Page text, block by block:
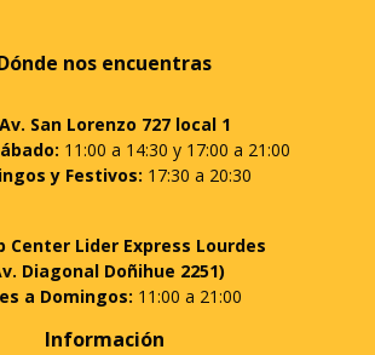
nos encuentras
San Lorenzo 727 local 1
11:00 a 14:30 y 17:00 a 21:00
y Festivos: 17:30 a 20:30
Center Lider Express Lourdes
Diagonal Doñihue 2251)
a Domingos: 11:00 a 21:00
Información